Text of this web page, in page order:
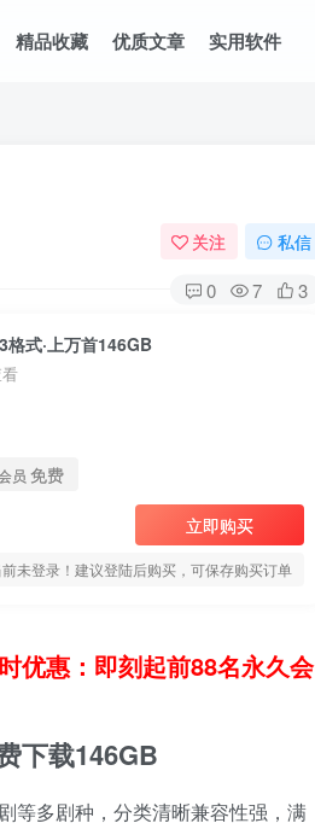
精品收藏 优质文章 实用软件
关注 私信
0 7 3
格式·上万首146GB
员 免费
立即购买
未登录！建议登陆后购买，可保存购买订单
优惠：即刻起前88名永久会
下载146GB
等多剧种，分类清晰兼容性强，满